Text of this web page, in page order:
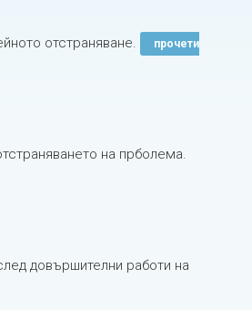
отстраняване.
прочети
на прболема.
довършителни работи на